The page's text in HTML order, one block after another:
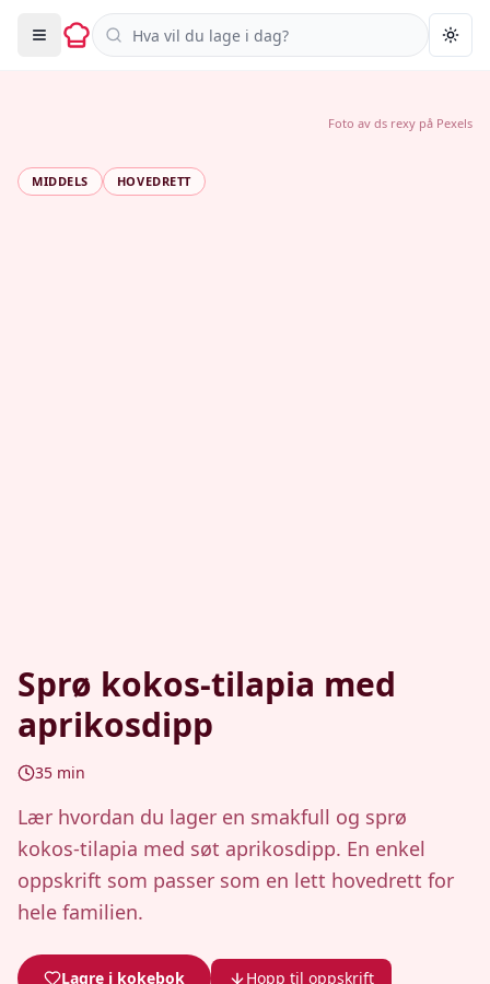
Søk i oppskrifter
MIDDELS HOVEDRETT
Sprø kokos-tilapia med
aprikosdipp
35 min
Lær hvordan du lager en smakfull og sprø
kokos-tilapia med søt aprikosdipp. En enkel
oppskrift som passer som en lett hovedrett for
hele familien.
Lagre i kokebok Hopp til oppskrift
Foto av ds rexy på Pexels